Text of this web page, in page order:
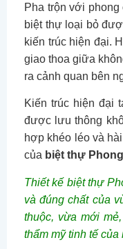
Pha trộn với
biệt thự loại bỏ
kiến trúc hiện đại.
giao thoa giữa
ra cảnh quan bên
Kiến trúc hiện đại
được lưu thông
hợp khéo léo và
của biệt thự
Thiết kế biệt thự
và đúng chất của
thuộc, vừa mới
thẩm mỹ tinh tế